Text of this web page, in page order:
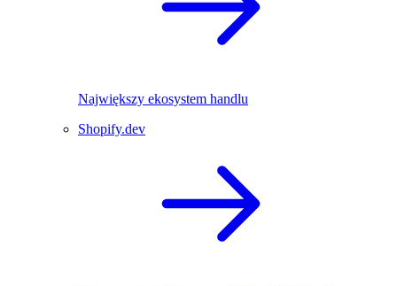
Największy ekosystem handlu
Shopify.dev